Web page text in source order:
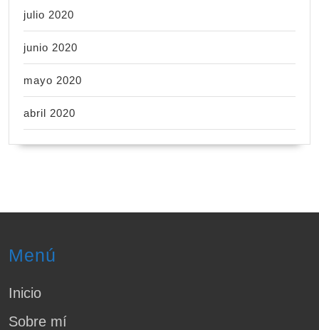
julio 2020
junio 2020
mayo 2020
abril 2020
Menú
Inicio
Sobre mí